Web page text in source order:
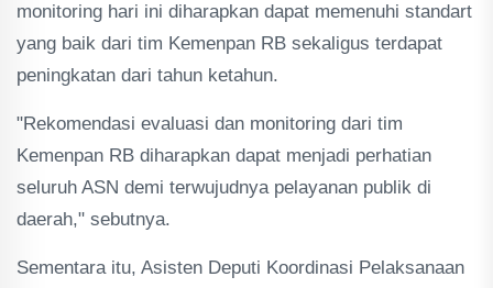
monitoring hari ini diharapkan dapat memenuhi standart
yang baik dari tim Kemenpan RB sekaligus terdapat
peningkatan dari tahun ketahun.
"Rekomendasi evaluasi dan monitoring dari tim
Kemenpan RB diharapkan dapat menjadi perhatian
seluruh ASN demi terwujudnya pelayanan publik di
daerah," sebutnya.
Sementara itu, Asisten Deputi Koordinasi Pelaksanaan